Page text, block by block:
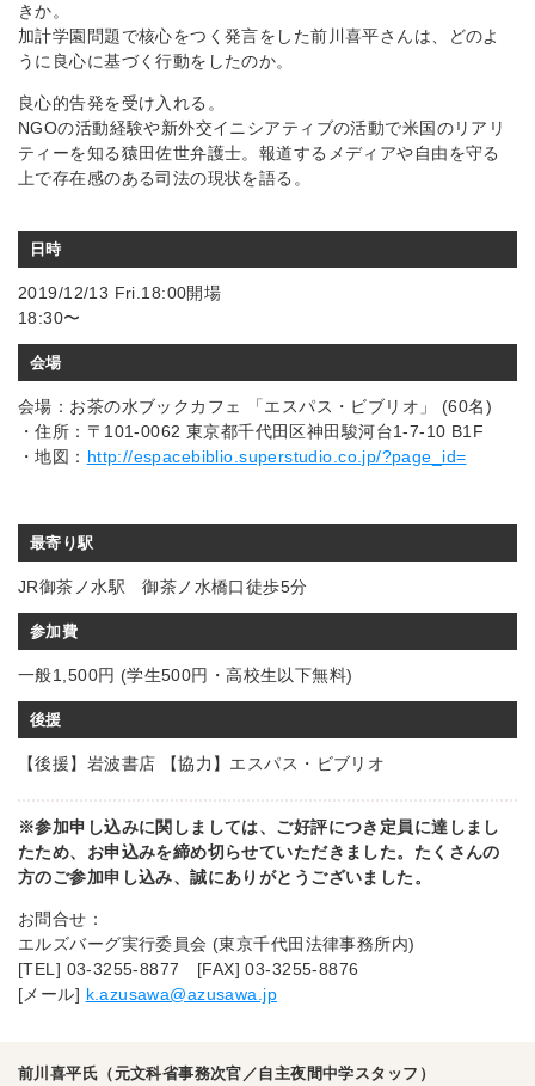
きか。
加計学園問題で核心をつく発言をした前川喜平さんは、どのよ
うに良心に基づく行動をしたのか。
良心的告発を受け入れる。
NGOの活動経験や新外交イニシアティブの活動で米国のリアリ
ティーを知る猿田佐世弁護士。報道するメディアや自由を守る
上で存在感のある司法の現状を語る。
日時
2019/12/13 Fri.18:00開場
18:30〜
会場
会場：お茶の水ブックカフェ 「エスパス・ビブリオ」 (60名)
・住所：〒101-0062 東京都千代田区神田駿河台1-7-10 B1F
・地図： http://espacebiblio.superstudio.co.jp/?page_id=
最寄り駅
JR御茶ノ水駅 御茶ノ水橋口徒歩5分
参加費
一般1,500円 (学生500円・高校生以下無料)
後援
【後援】岩波書店 【協力】エスパス・ビブリオ
※参加申し込みに関しましては、ご好評につき定員に達しまし
たため、お申込みを締め切らせていただきました。たくさんの
方のご参加申し込み、誠にありがとうございました。
お問合せ：
エルズバーグ実行委員会 (東京千代田法律事務所内)
[TEL] 03-3255-8877 [FAX] 03-3255-8876
[メール] k.azusawa@azusawa.jp
前川喜平氏（元文科省事務次官／自主夜間中学スタッフ）